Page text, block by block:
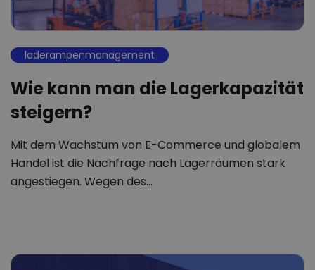
laderampenmanagement
Wie kann man die Lagerkapazität
steigern?
Mit dem Wachstum von E-Commerce und globalem
Handel ist die Nachfrage nach Lagerräumen stark
angestiegen. Wegen des…